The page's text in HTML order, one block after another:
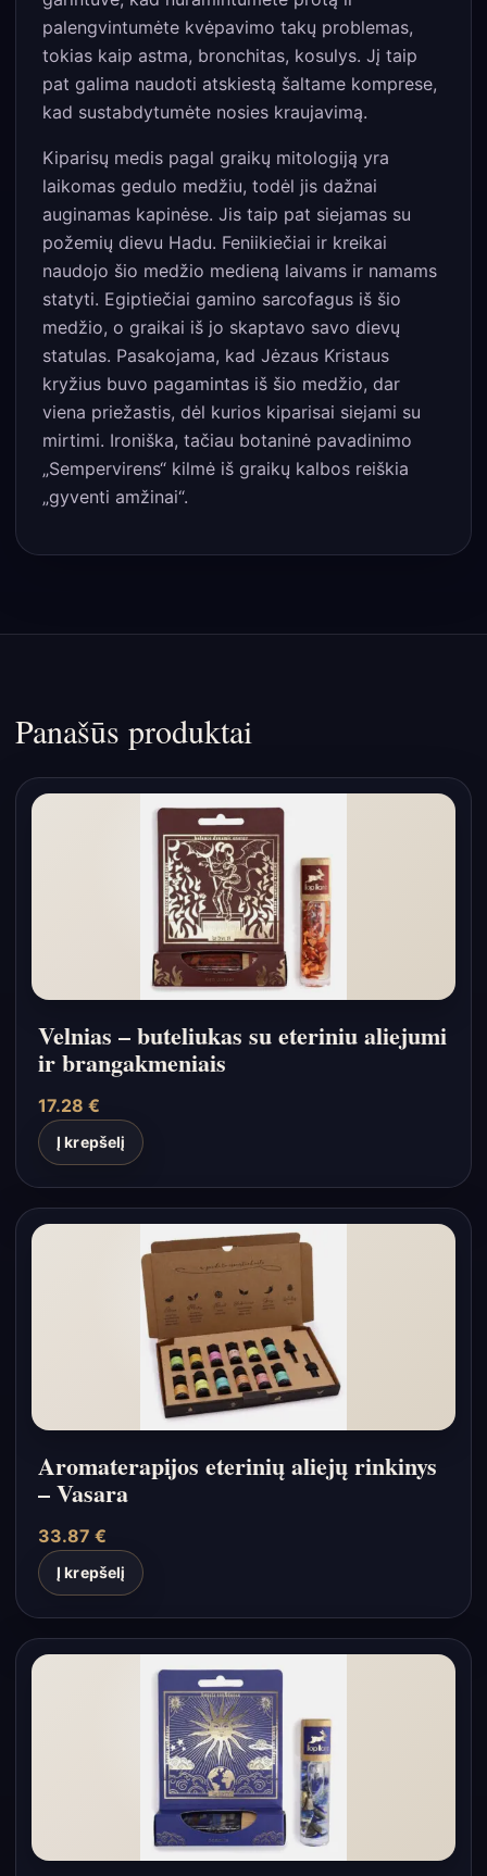
palengvintumėte kvėpavimo takų problemas,
tokias kaip astma, bronchitas, kosulys. Jį taip
pat galima naudoti atskiestą šaltame komprese,
kad sustabdytumėte nosies kraujavimą.
Kiparisų medis pagal graikų mitologiją yra
laikomas gedulo medžiu, todėl jis dažnai
auginamas kapinėse. Jis taip pat siejamas su
požemių dievu Hadu. Feniikiečiai ir kreikai
naudojo šio medžio medieną laivams ir namams
statyti. Egiptiečiai gamino sarcofagus iš šio
medžio, o graikai iš jo skaptavo savo dievų
statulas. Pasakojama, kad Jėzaus Kristaus
kryžius buvo pagamintas iš šio medžio, dar
viena priežastis, dėl kurios kiparisai siejami su
mirtimi. Ironiška, tačiau botaninė pavadinimo
„Sempervirens“ kilmė iš graikų kalbos reiškia
„gyventi amžinai“.
Panašūs produktai
Velnias – buteliukas su eteriniu aliejumi
ir brangakmeniais
17.28 €
Į krepšelį
Aromaterapijos eterinių aliejų rinkinys
– Vasara
33.87 €
Į krepšelį